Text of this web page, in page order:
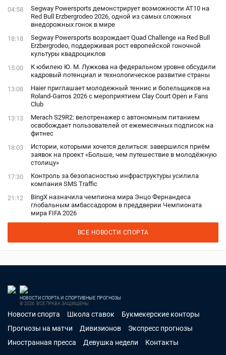
04:58
Segway Powersports демонстрирует возможности AT10 на
Red Bull Erzbergrodeo 2026, одной из самых сложных
внедорожных гонок в мире
18:18
Segway Powersports возрождает Quad Challenge на Red Bull
Erzbergrodeo, поддерживая рост европейской гоночной
культуры квадроциклов
15:00
К юбилею Ю. М. Лужкова на федеральном уровне обсудили
кадровый потенциал и технологическое развитие страны
13:08
Haier приглашает молодежный теннис и болельщиков на
Roland-Garros 2026 с мероприятием Clay Court Open и Fans
Club
13:13
Merach S29R2: велотренажер с автономным питанием
освобождает пользователей от ежемесячных подписок на
фитнес
18:03
Истории, которыми хочется делиться: завершился приём
заявок на проект «Больше, чем путешествие в молодёжную
столицу»
17:30
Контроль за безопасностью инфраструктуры усилила
компания SMS Traffic
21:12
BingX назначила чемпиона мира Энцо Фернандеса
глобальным амбассадором в преддверии Чемпионата
мира FIFA 2026
ВСЕ НОВОСТИ СПОРТА
НОВОСТИ СПОРТА И СПОРТИВНЫЕ ПРОГНОЗЫ
© 2026. ВСЕ ПРАВА ЗАЩИЩЕНЫ
Новости спорта Школа ставок
Букмекерские конторы
Прогнозы на матчи
Дивизионов
Экспресс прогнозы
Иностранная пресса
Девушка недели Контакты